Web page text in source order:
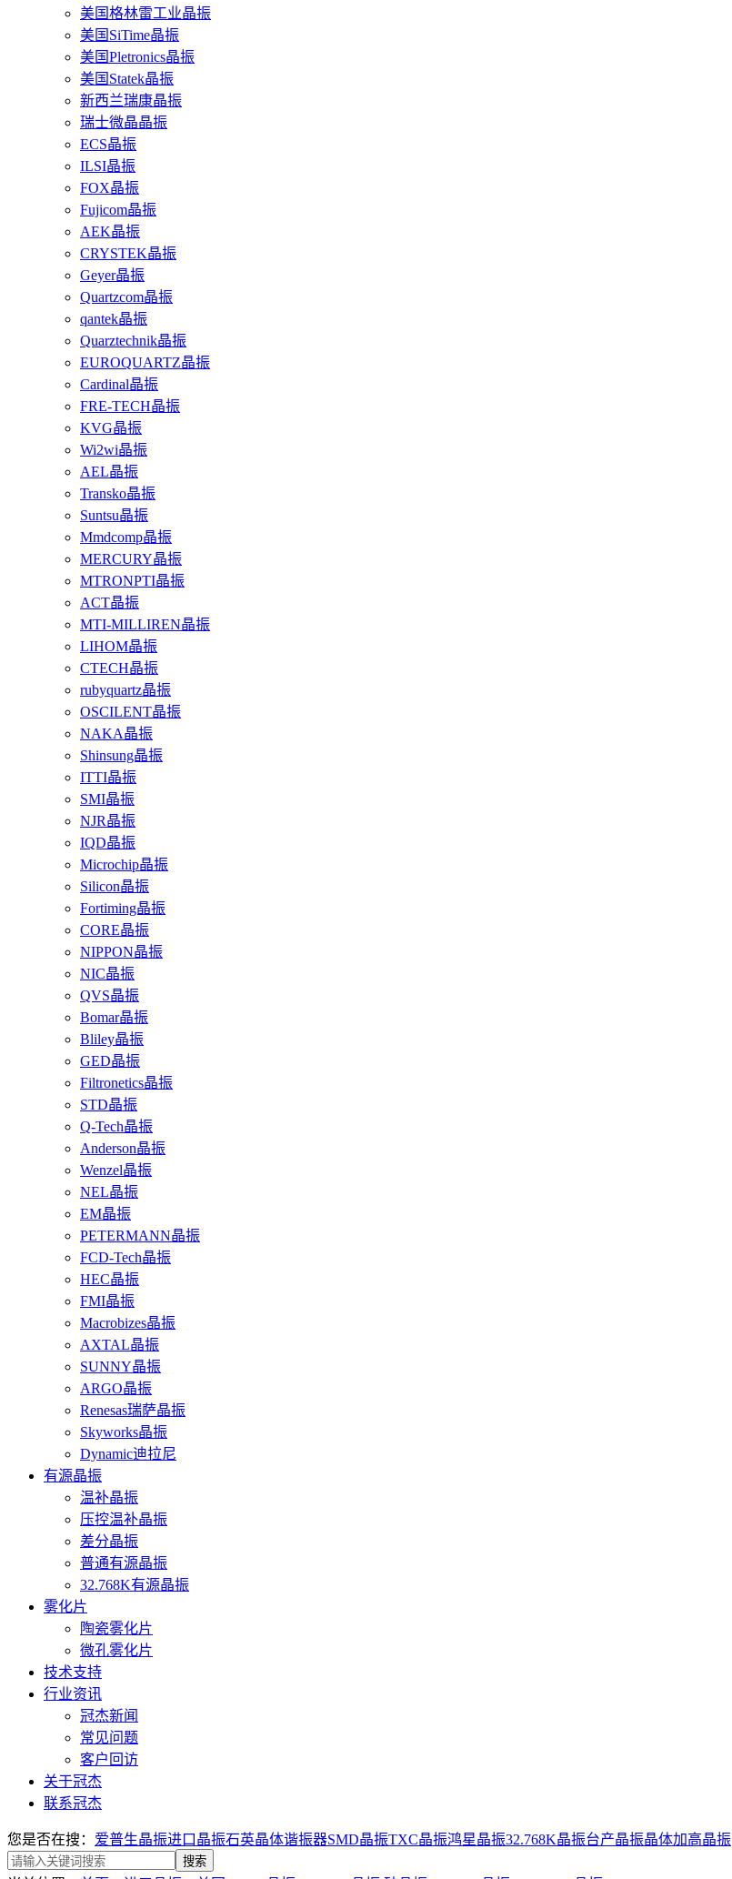
美国格林雷工业晶振
美国SiTime晶振
美国Pletronics晶振
美国Statek晶振
新西兰瑞康晶振
瑞士微晶晶振
ECS晶振
ILSI晶振
FOX晶振
Fujicom晶振
AEK晶振
CRYSTEK晶振
Geyer晶振
Quartzcom晶振
qantek晶振
Quarztechnik晶振
EUROQUARTZ晶振
Cardinal晶振
FRE-TECH晶振
KVG晶振
Wi2wi晶振
AEL晶振
Transko晶振
Suntsu晶振
Mmdcomp晶振
MERCURY晶振
MTRONPTI晶振
ACT晶振
MTI-MILLIREN晶振
LIHOM晶振
CTECH晶振
rubyquartz晶振
OSCILENT晶振
NAKA晶振
Shinsung晶振
ITTI晶振
SMI晶振
NJR晶振
IQD晶振
Microchip晶振
Silicon晶振
Fortiming晶振
CORE晶振
NIPPON晶振
NIC晶振
QVS晶振
Bomar晶振
Bliley晶振
GED晶振
Filtronetics晶振
STD晶振
Q-Tech晶振
Anderson晶振
Wenzel晶振
NEL晶振
EM晶振
PETERMANN晶振
FCD-Tech晶振
HEC晶振
FMI晶振
Macrobizes晶振
AXTAL晶振
SUNNY晶振
ARGO晶振
Renesas瑞萨晶振
Skyworks晶振
Dynamic迪拉尼
有源晶振
温补晶振
压控温补晶振
差分晶振
普通有源晶振
32.768K有源晶振
雾化片
陶瓷雾化片
微孔雾化片
技术支持
行业资讯
冠杰新闻
常见问题
客户回访
关于冠杰
联系冠杰
您是否在搜： 爱普生晶振进口晶振石英晶体谐振器SMD晶振TXC晶振鸿星晶振32.768K晶振台产晶振晶体加高晶振